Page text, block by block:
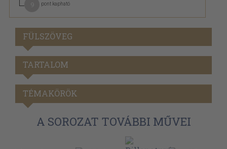
pont kapható
FÜLSZÖVEG
TARTALOM
TÉMAKÖRÖK
A SOROZAT TOVÁBBI MŰVEI